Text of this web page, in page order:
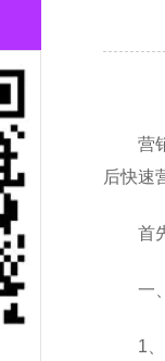
营
后快速
首
一
1